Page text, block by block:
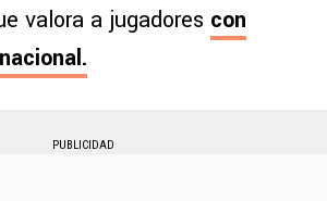
valora a jugadores con
PUBLICIDAD